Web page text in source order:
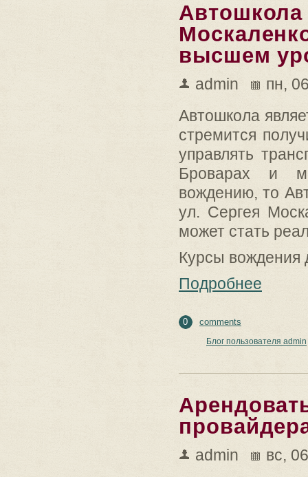
Автошкола
высшем
admin
пн,
Автошкола
стремится
управлять
Броварах и
вождению, то
ул. Сергея
может стать
Курсы вождения
Подробнее
0 comments
Блог пользователя admin
admin
вс,